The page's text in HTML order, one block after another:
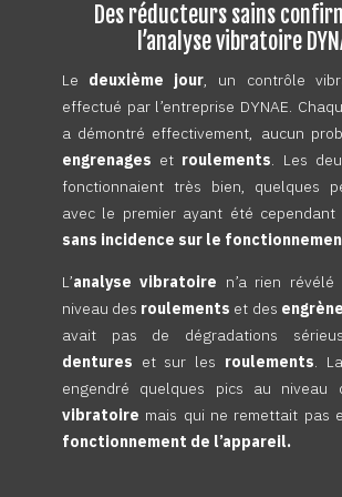
Des réducteurs sains
l’analyse vibratoire
Le deuxième jour, un contrôle
effectué par l’entreprise DYNAE.
a démontré effectivement, aucun
engrenages et roulements. Les
fonctionnaient très bien, quelques
avec le premier ayant été cependant
sans incidence sur le
L’analyse vibratoire n’a rien
niveau des roulements et des
avait pas de dégradations
dentures et sur les roulements.
engendré quelques pics au niveau
vibratoire mais qui ne remettait pas
fonctionnement de l’appareil.